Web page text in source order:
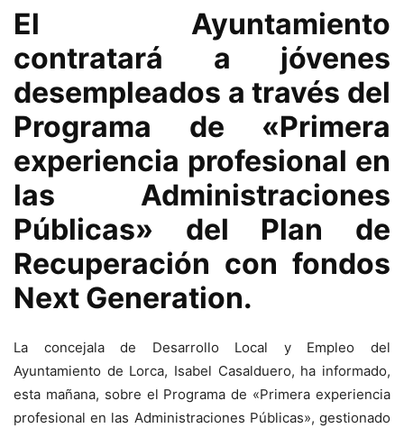
El Ayuntamiento
contratará a jóvenes
desempleados a través del
Programa de «Primera
experiencia profesional en
las Administraciones
Públicas» del Plan de
Recuperación con fondos
Next Generation.
La concejala de Desarrollo Local y Empleo del
Ayuntamiento de Lorca, Isabel Casalduero, ha informado,
esta mañana, sobre el Programa de «Primera experiencia
profesional en las Administraciones Públicas», gestionado